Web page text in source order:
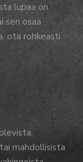
lupaa on
sen osaa
ota rohkeasti
mahdollisista